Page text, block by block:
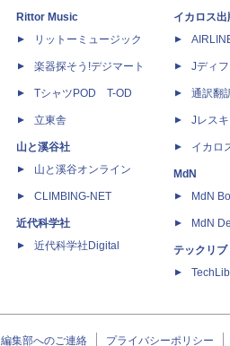
Rittor Music
リットーミュージック
楽器探そう!デジマート
TシャツPOD T-OD
立東舎
山と溪谷社
山と溪谷オンライン
CLIMBING-NET
近代科学社
近代科学社Digital
イカロス出
Jディ
通訳翻
Jレス
イカロ
MdN
MdN
MdN
テックリブ
TechLib
編集部へのご連絡 プライバシーポリシー